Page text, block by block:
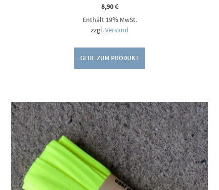
8,90€
Enthält 19% MwSt.
zzgl.Versand
GEHE ZUM PRODUKT